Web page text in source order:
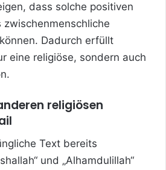
dass solche positiven
zwischenmenschliche
Dadurch erfüllt
eine religiöse, sondern auch
religiösen
Text bereits
und „Alhamdulillah“